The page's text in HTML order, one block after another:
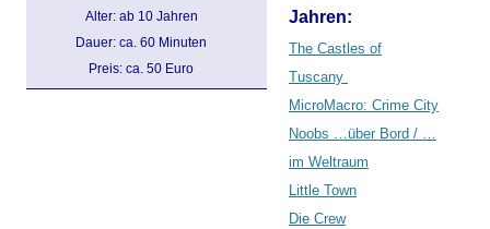
Alter: ab 10 Jahren
Dauer: ca. 60 Minuten
Preis: ca. 50 Euro
Jahren:
The Castles of
Tuscany
MicroMacro: Crime City
Noobs …über Bord / …
im Weltraum
Little Town
Die Crew